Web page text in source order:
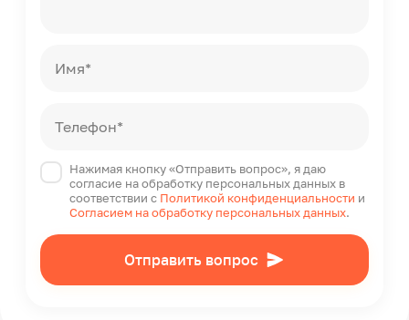
Имя*
Телефон*
Нажимая кнопку «Отправить вопрос», я даю
согласие на обработку персональных данных в
соответствии с Политикой конфиденциальности и
Согласием на обработку персональных данных.
Отправить вопрос